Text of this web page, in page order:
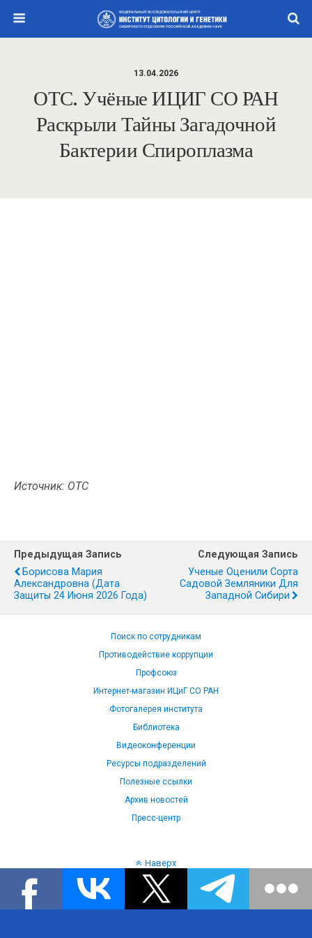
13.04.2026
ОТС. Учёные ИЦИГ СО РАН
Раскрыли Тайны Загадочной
Бактерии Спироплазма
Источник: ОТС
Предыдущая Запись
Борисова Мария
Александровна (дата
Защиты 24 Июня 2026 Года)
Следующая Запись
Ученые Оценили Сорта
Садовой Земляники Для
Западной Сибири
Поиск по сотрудникам
Противодействие коррупции
Профсоюз
Интернет-магазин ИЦиГ СО РАН
Фотогалерея института
Библиотека
Видеоконференции
Ресурсы подразделений
Полезные ссылки
Архив новостей
Пресс-центр
Наверх